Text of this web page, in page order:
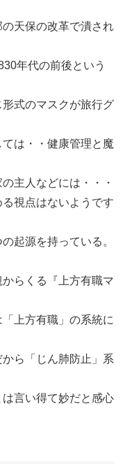
天保の改革で潰され
年代の前後という
式のマスクが旅行グ
は・・健康管理と魔
主人などには・・・
視点はないようです
起源を持っている。
らくる『上方有職マ
上方有職」の系統に
ら「じん肺防止」系
言い得て妙だと感心